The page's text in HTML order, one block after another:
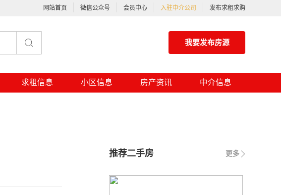
网站首页 微信公众号 会员中心 入驻中介公司 发布求租求购
我要发布房源
求租信息 小区信息 房产资讯 中介信息
更多
推荐二手房